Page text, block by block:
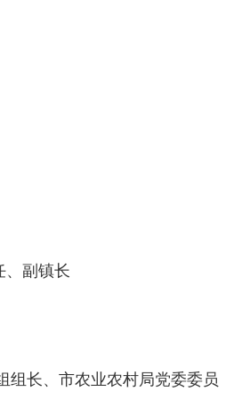
、副镇长
组长、市农业农村局党委委员